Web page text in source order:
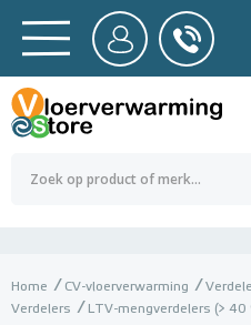
BTW
0,00
Home CV-vloerverwarming
Verdelers
LTV-mengverdelers (> 40